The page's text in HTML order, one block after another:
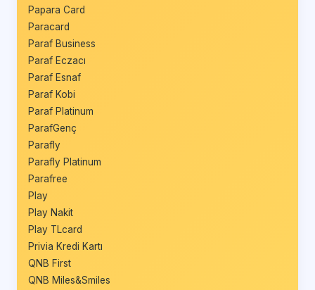
Papara Card
Paracard
Paraf Business
Paraf Eczacı
Paraf Esnaf
Paraf Kobi
Paraf Platinum
ParafGenç
Parafly
Parafly Platinum
Parafree
Play
Play Nakit
Play TLcard
Privia Kredi Kartı
QNB First
QNB Miles&Smiles